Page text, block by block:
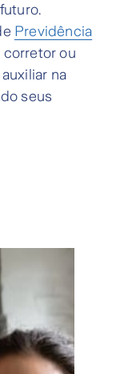
Previdência
corretor ou
na
seus